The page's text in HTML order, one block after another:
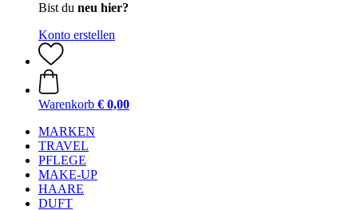
Bist du neu hier?
Konto erstellen
Warenkorb € 0,00
MARKEN
TRAVEL
PFLEGE
MAKE-UP
HAARE
DUFT